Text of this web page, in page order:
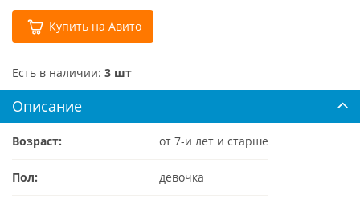
Купить на Авито
Есть в наличии: 3 шт
Описание
Возраст: от 7-и лет и старше
Пол: девочка